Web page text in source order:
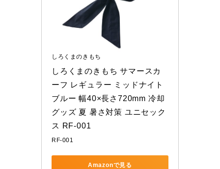
しろくまのきもち
しろくまのきもち サマースカ
ーフ レギュラー ミッドナイト
ブルー 幅40×長さ720mm 冷却
グッズ 夏 暑さ対策 ユニセック
ス RF-001
RF-001
Amazonで見る